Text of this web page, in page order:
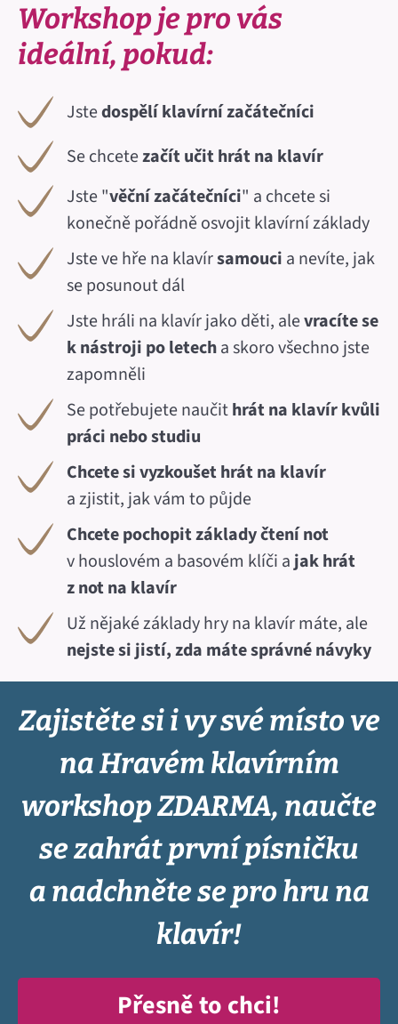
Workshop je pro vás
ideální, pokud:
Jstedospělí klavírní začátečníci
Se chcetezačít učit hrát na klavír
Jste "věční začátečníci" a chcete si
konečně pořádně osvojit klavírní základy
Jste ve hře na klavírsamouci a nevíte, jak
se posunout dál
Jste hráli na klavír jako děti, alevracíte se
k nástroji po letecha skoro všechno jste
zapomněli
Se potřebujete naučithrát na klavír kvůli
práci nebo studiu
Chcete si vyzkoušet hrát na klavír
a zjistit, jak vám to půjde
Chcete pochopit základy čtení not
v houslovém a basovém klíči ajak hrát
z not na klavír
Už nějaké základy hry na klavír máte, ale
nejste si jistí, zda máte správné návyky
Zajistěte si i vy své místo ve
na Hravém klavírním
workshop ZDARMA, naučte
se zahrát první písničku
a nadchněte se pro hru na
klavír!
Přesně to chci!